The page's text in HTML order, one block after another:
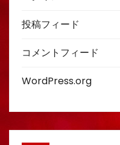
投稿フィード
コメントフィード
WordPress.org